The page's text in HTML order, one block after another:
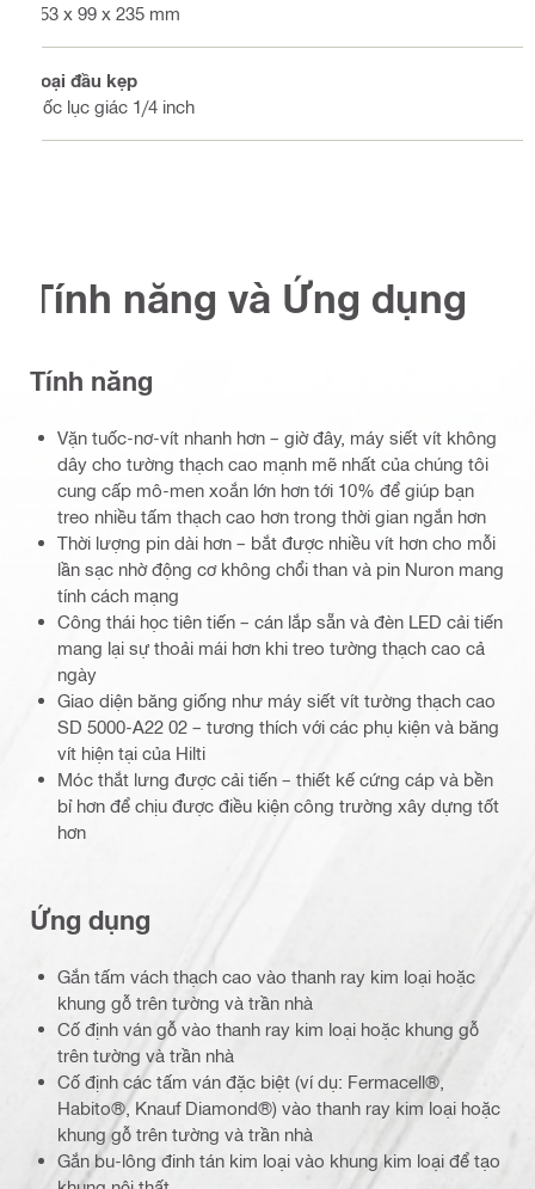
253 x 99 x 235 mm
Loại đầu kẹp
Hốc lục giác 1/4 inch
Tính năng và Ứng dụng
Tính năng
Vặn tuốc-nơ-vít nhanh hơn – giờ đây, máy siết vít không
dây cho tường thạch cao mạnh mẽ nhất của chúng tôi
cung cấp mô-men xoắn lớn hơn tới 10% để giúp bạn
treo nhiều tấm thạch cao hơn trong thời gian ngắn hơn
Thời lượng pin dài hơn – bắt được nhiều vít hơn cho mỗi
lần sạc nhờ động cơ không chổi than và pin Nuron mang
tính cách mạng
Công thái học tiên tiến – cán lắp sẵn và đèn LED cải tiến
mang lại sự thoải mái hơn khi treo tường thạch cao cả
ngày
Giao diện băng giống như máy siết vít tường thạch cao
SD 5000-A22 02 – tương thích với các phụ kiện và băng
vít hiện tại của Hilti
Móc thắt lưng được cải tiến – thiết kế cứng cáp và bền
bỉ hơn để chịu được điều kiện công trường xây dựng tốt
hơn
Ứng dụng
Gắn tấm vách thạch cao vào thanh ray kim loại hoặc
khung gỗ trên tường và trần nhà
Cố định ván gỗ vào thanh ray kim loại hoặc khung gỗ
trên tường và trần nhà
Cố định các tấm ván đặc biệt (ví dụ: Fermacell®,
Habito®, Knauf Diamond®) vào thanh ray kim loại hoặc
khung gỗ trên tường và trần nhà
Gắn bu-lông đinh tán kim loại vào khung kim loại để tạo